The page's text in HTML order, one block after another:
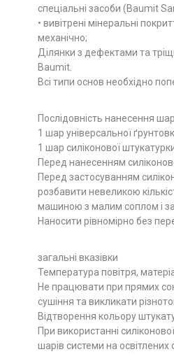
спеціальні засоби (Baumit
• вивітрені мінеральні
механічно;
Ділянки з дефектами та
Baumit.
Всі типи основ необхідно
Послідовність нанесення
1 шар універсальної
1 шар силіконової
Перед нанесенням
Перед застосуванням
розбавити невеликою
машиною з малим соплом і
Наносити рівномірно без
загальні вказівки
Температура повітря,
Не працювати при прямих
сушіння та викликати
Відтворення кольору
При використанні
шарів системи на